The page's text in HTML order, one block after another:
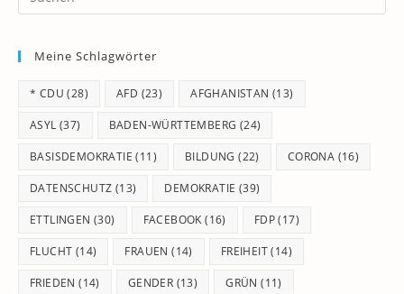
Meine Schlagwörter
* CDU (28) AFD (23) AFGHANISTAN (13)
ASYL (37) BADEN-WÜRTTEMBERG (24)
BASISDEMOKRATIE (11) BILDUNG (22) CORONA (16)
DATENSCHUTZ (13) DEMOKRATIE (39)
ETTLINGEN (30) FACEBOOK (16) FDP(17)
FLUCHT (14) FRAUEN (14) FREIHEIT(14)
FRIEDEN (14) GENDER (13) GRÜN (11)